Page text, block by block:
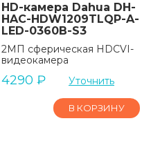
HD-камера Dahua DH-
HAC-HDW1209TLQP-A-
LED-0360B-S3
2МП сферическая HDCVI-
видеокамера
4290 ₽ Уточнить
В КОРЗИНУ